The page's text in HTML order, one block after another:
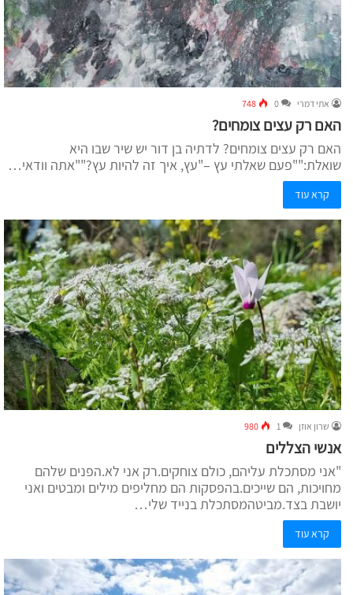
אתי דמרי 0
748
האם רק עצים צומחים?
האם רק עצים צומחים? לדתיה בן דור יש שיר שבו היא
שואלת:""פעם שאלתי עץ –"עץ, איך זה להיות עץ?""אתה וודאי…
קרא עוד
שרון אוזן 1
980
אנשי הצללים
"אני מסתכלת עליהם, כולם צוחקים.רק אני לא.הפנים שלהם
מחויכות, הם שייכים.בהפסקות הם מחליפים מילים ומבטים ואני
יושבת בצד.מביטהמסתכלת בנייד שלי…
קרא עוד